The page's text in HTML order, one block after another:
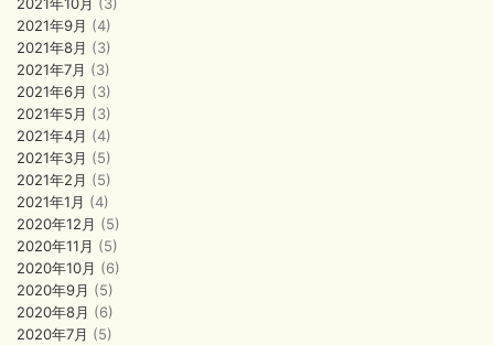
2021年9月 (4)
2021年8月 (3)
2021年7月 (3)
2021年6月 (3)
2021年5月 (3)
2021年4月 (4)
2021年3月 (5)
2021年2月 (5)
2021年1月 (4)
2020年12月 (5)
2020年11月 (5)
2020年10月 (6)
2020年9月 (5)
2020年8月 (6)
2020年7月 (5)